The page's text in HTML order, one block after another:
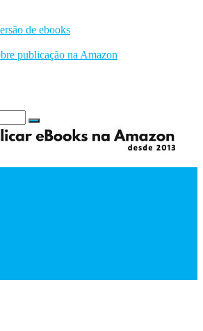
de ebooks
publicação na Amazon